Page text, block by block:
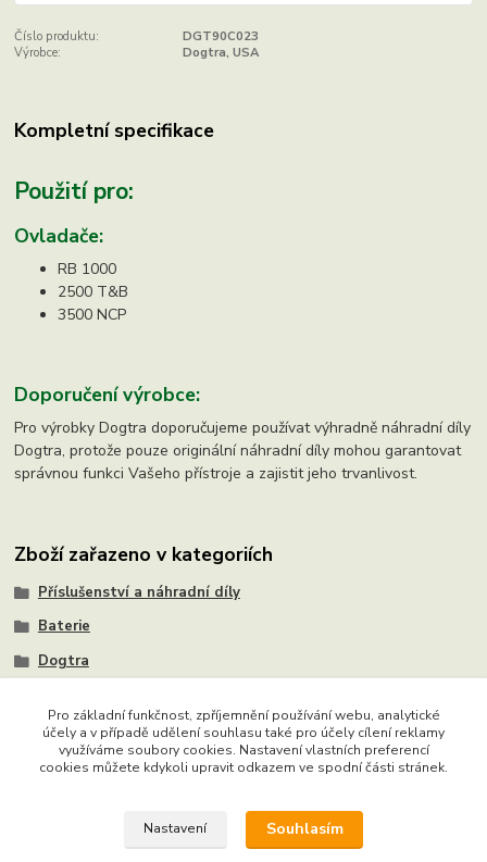
Číslo produktu:
DGT90C023
Výrobce:
Dogtra, USA
Kompletní specifikace
Použití pro:
Ovladače:
RB 1000
2500 T&B
3500 NCP
Doporučení výrobce:
Pro výrobky Dogtra doporučujeme používat výhradně náhradní díly
Dogtra, protože pouze originální náhradní díly mohou garantovat
správnou funkci Vašeho přístroje a zajistit jeho trvanlivost.
Zboží zařazeno v kategoriích
Příslušenství a náhradní díly
Baterie
Dogtra
Copyright © 2015 - 2026 Ing. Miloš Hušek - QTEST. Všechna
včetně převzetí, šíření či dalšího zpřístupňování textů či jejich částí,
článků, obrázků, fotografií a videí je bez výslovného souhlasu
Pro základní funkčnost, zpříjemnění používání webu, analytické
účely a v případě udělení souhlasu také pro účely cílení reklamy
využíváme soubory cookies. Nastavení vlastních preferencí
cookies můžete kdykoli upravit odkazem ve spodní části stránek.
Nastavení Souhlasím